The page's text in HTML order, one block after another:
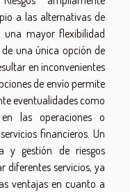
a las alternativas de
una mayor flexibilidad
una única opción de
en inconvenientes
de envío permite
eventualidades como
las operaciones o
financieros. Un
y gestión de riesgos
diferentes servicios, ya
ventajas en cuanto a